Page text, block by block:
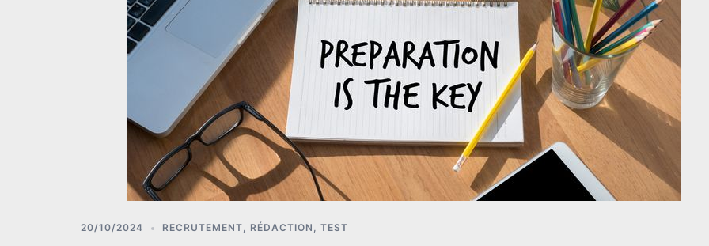
20/10/2024 RECRUTEMENT, RÉDACTION , TEST